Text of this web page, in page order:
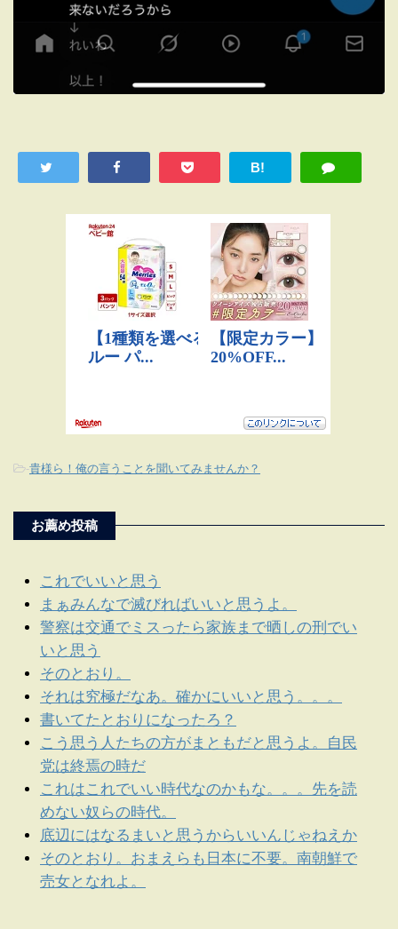
B!
-貴様ら！俺の言うことを聞いてみませんか？
お薦め投稿
これでいいと思う
まぁみんなで滅びればいいと思うよ。
警察は交通でミスったら家族まで晒しの刑でい
いと思う
そのとおり。
それは究極だなあ。確かにいいと思う。。。
書いてたとおりになったろ？
こう思う人たちの方がまともだと思うよ。自民
党は終焉の時だ
これはこれでいい時代なのかもな。。。先を読
めない奴らの時代。
底辺にはなるまいと思うからいいんじゃねえか
そのとおり。おまえらも日本に不要。南朝鮮で
売女となれよ。